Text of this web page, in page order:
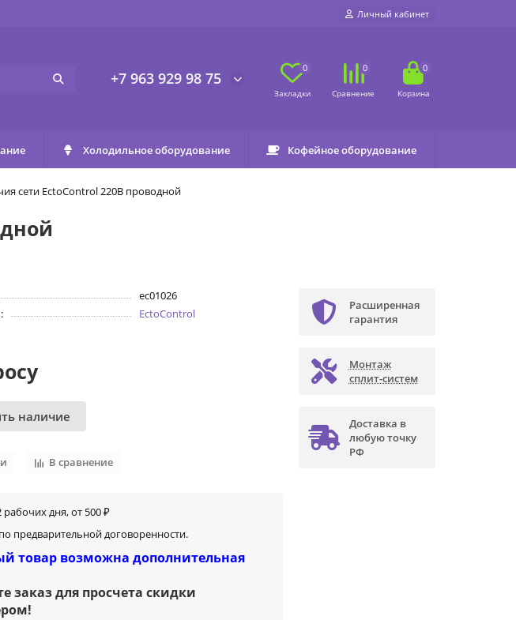
Личный кабинет
+7 963 929 98 75
0 0 0
Холодильное оборудование Кофейное оборудование
сети EctoControl 220В проводной
ec01026
EctoControl
наличие
В сравнение
рабочих дня, от 500 ₽
предварительной договоренности.
товар возможна дополнительная
заказ для просчета скидки
!
Расширенная
гарантия
Монтаж
сплит-систем
Доставка в
любую точку
РФ